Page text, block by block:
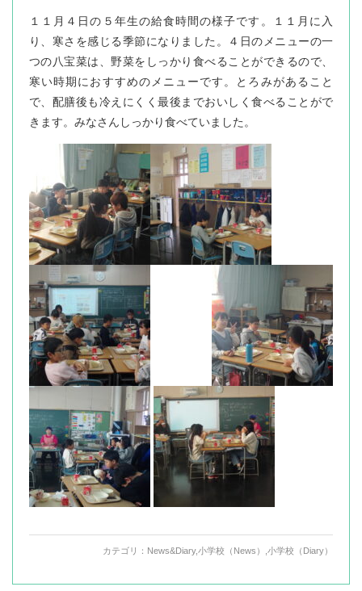
１１月４日の５年生の給食時間の様子です。１１月に入
り、寒さを感じる季節になりました。４日のメニューの一
つの八宝菜は、野菜をしっかり食べることができるので、
寒い時期におすすめのメニューです。とろみがあること
で、配膳後も冷えにくく最後までおいしく食べることがで
きます。みなさんしっかり食べていました。
カテゴリ： News&Diary,小学校（News） ,小学校（Diary）